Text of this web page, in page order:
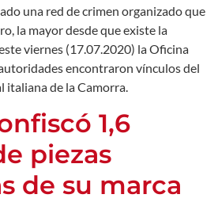
una red de crimen organizado que
la mayor desde que existe la
viernes (17.07.2020) la Oficina
encontraron vínculos del
italiana de la Camorra.
1,6
piezas
de su marca